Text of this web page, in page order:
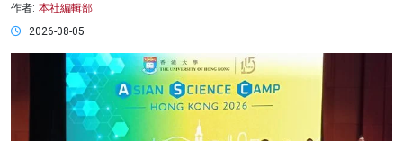
作者: 本社編輯部
2026-08-05